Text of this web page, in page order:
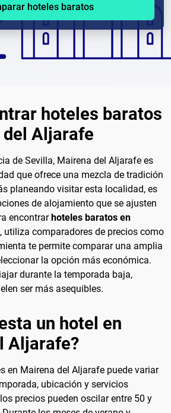
hoteles baratos
hoteles baratos
Aljarafe
de Sevilla, Mairena del Aljarafe es
que ofrece una mezcla de tradición
planeando visitar esta localidad, es
de alojamiento que se ajusten
encontrar hoteles baratos en
, utiliza comparadores de precios como
te permite comparar una amplia
la opción más económica.
durante la temporada baja,
ser más asequibles.
un hotel en
Aljarafe?
en Mairena del Aljarafe puede variar
ubicación y servicios
precios pueden oscilar entre 50 y